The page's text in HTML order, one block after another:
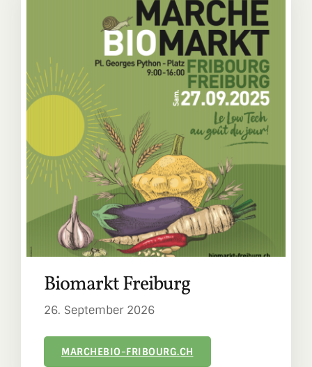
Biomarkt Freiburg
26. September 2026
MARCHEBIO-FRIBOURG.CH